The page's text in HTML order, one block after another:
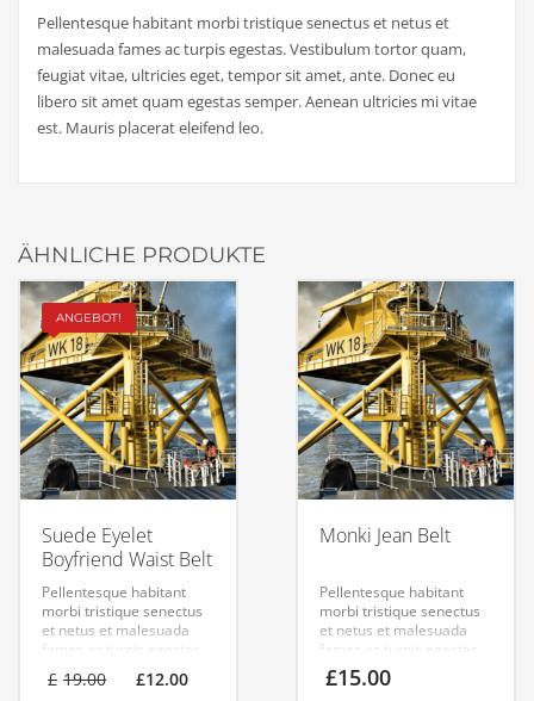
Pellentesque habitant morbi tristique senectus et netus et
malesuada fames ac turpis egestas. Vestibulum tortor quam,
feugiat vitae, ultricies eget, tempor sit amet, ante. Donec eu
libero sit amet quam egestas semper. Aenean ultricies mi vitae
est. Mauris placerat eleifend leo.
ÄHNLICHE PRODUKTE
ANGEBOT!
Suede Eyelet
Boyfriend Waist Belt
Pellentesque habitant
morbi tristique senectus
et netus et malesuada
fames ac turpis egestas.
feugiat vitae, ultricies
£ 19.00 £12.00
Monki Jean Belt
Pellentesque habitant
morbi tristique senectus
et netus et malesuada
fames ac turpis egestas.
Vestibulum tortor quam,
feugiat vitae, ultricies
£15.00